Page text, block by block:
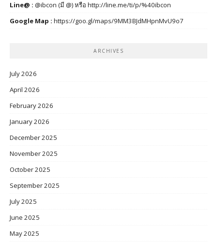
Line@ : @ibcon (มี @) หรือ http://line.me/ti/p/%40ibcon
Google Map : https://goo.gl/maps/9MM3BJdMHpnMvU9o7
ARCHIVES
July 2026
April 2026
February 2026
January 2026
December 2025
November 2025
October 2025
September 2025
July 2025
June 2025
May 2025